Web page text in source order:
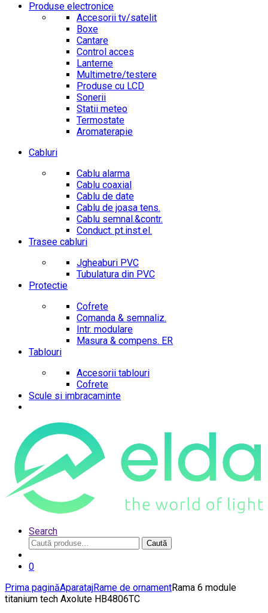
Produse electronice
Accesorii tv/satelit
Boxe
Cantare
Control acces
Lanterne
Multimetre/testere
Produse cu LCD
Sonerii
Statii meteo
Termostate
Aromaterapie
Cabluri
Cablu alarma
Cablu coaxial
Cablu de date
Cablu de joasa tens.
Cablu semnal.&contr.
Conduct. pt.inst.el.
Trasee cabluri
Jgheaburi PVC
Tubulatura din PVC
Protectie
Cofrete
Comanda & semnaliz.
Intr. modulare
Masura & compens. ER
Tablouri
Accesorii tablouri
Cofrete
Scule si imbracaminte
Search
Caută
după:
Caută
0
Prima paginăAparatajRame de ornamentRama 6 module
titanium tech Axolute HB4806TC